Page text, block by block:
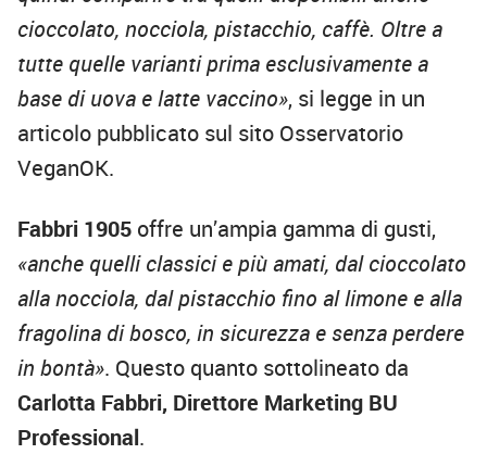
cioccolato, nocciola, pistacchio, caffè. Oltre a
tutte quelle varianti prima esclusivamente a
base di uova e latte vaccino», si legge in un
articolo pubblicato sul sito Osservatorio
VeganOK.
Fabbri 1905 offre un’ampia gamma di gusti,
«anche quelli classici e più amati, dal cioccolato
alla nocciola, dal pistacchio fino al limone e alla
fragolina di bosco, in sicurezza e senza perdere
in bontà». Questo quanto sottolineato da
Carlotta Fabbri, Direttore Marketing BU
Professional.